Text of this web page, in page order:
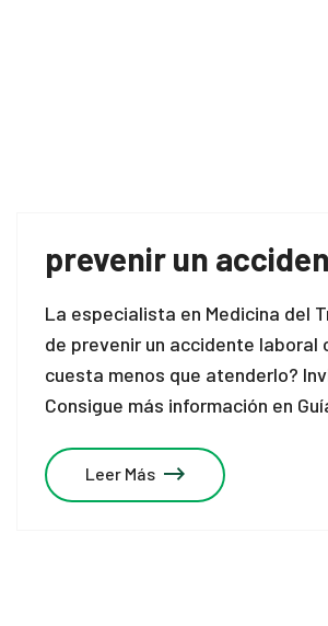
prevenir un
La especialista en Medicina del
de prevenir un accidente
cuesta menos que atenderlo?
Consigue más información en
Leer Más